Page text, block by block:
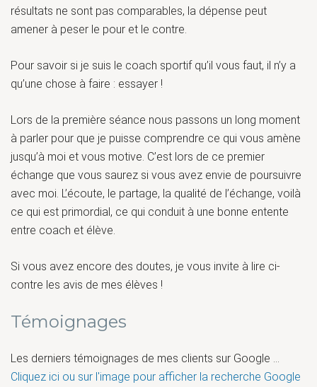
résultats ne sont pas comparables, la dépense peut
amener à peser le pour et le contre.
Pour savoir si je suis le coach sportif qu’il vous faut, il n’y a
qu’une chose à faire : essayer !
Lors de la première séance nous passons un long moment
à parler pour que je puisse comprendre ce qui vous amène
jusqu’à moi et vous motive. C’est lors de ce premier
échange que vous saurez si vous avez envie de poursuivre
avec moi. L’écoute, le partage, la qualité de l’échange, voilà
ce qui est primordial, ce qui conduit à une bonne entente
entre coach et élève.
Si vous avez encore des doutes, je vous invite à lire ci-
contre les avis de mes élèves !
Témoignages
Les derniers témoignages de mes clients sur Google ...
Cliquez ici ou sur l'image pour afficher la recherche Google